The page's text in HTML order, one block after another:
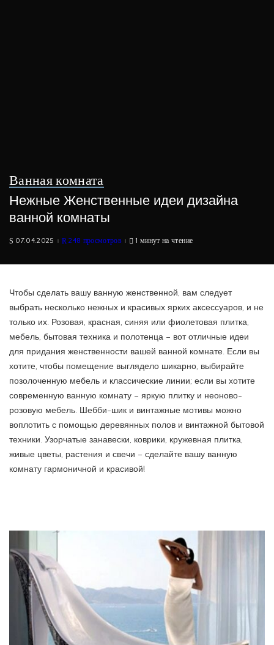
Ванная комната
Нежные Женственные идеи дизайна
ванной комнаты
07.04.2025 248 просмотров 1 минут на чтение
Чтобы сделать вашу ванную женственной, вам следует
выбрать несколько нежных и красивых ярких аксессуаров, и не
только их. Розовая, красная, синяя или фиолетовая плитка,
мебель, бытовая техника и полотенца – вот отличные идеи
для придания женственности вашей ванной комнате. Если вы
хотите, чтобы помещение выглядело шикарно, выбирайте
позолоченную мебель и классические линии; если вы хотите
современную ванную комнату – яркую плитку и неоново-
розовую мебель. Шебби-шик и винтажные мотивы можно
воплотить с помощью деревянных полов и винтажной бытовой
техники. Узорчатые занавески, коврики, кружевная плитка,
живые цветы, растения и свечи – сделайте вашу ванную
комнату гармоничной и красивой!